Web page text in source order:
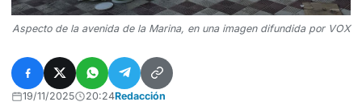
Aspecto de la avenida de la Marina, en una imagen difundida por VOX
19/11/2025 20:24Redacción